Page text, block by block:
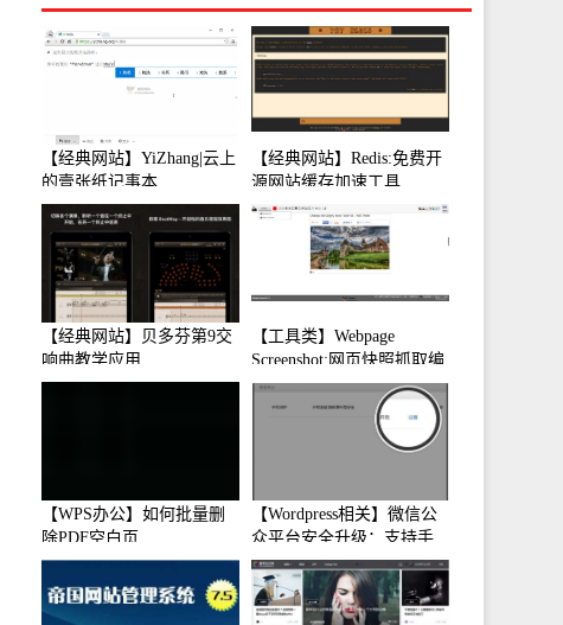
【经典网站】YiZhang|云上
的壹张纸记事本
【经典网站】Redis:免费开
源网站缓存加速工具
【经典网站】贝多芬第9交
响曲教学应用
【工具类】Webpage
Screenshot:网页快照抓取编
辑工具
【WPS办公】如何批量删
除PDF空白页
【Wordpress相关】微信公
众平台安全升级：支持手
机保护